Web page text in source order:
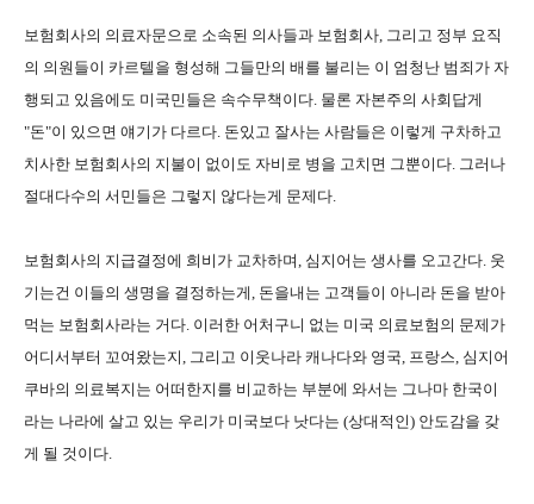
보험회사의 의료자문으로 소속된 의사들과 보험회사, 그리고 정부 요직
의 의원들이 카르텔을 형성해 그들만의 배를 불리는 이 엄청난 범죄가 자
행되고 있음에도 미국민들은 속수무책이다. 물론 자본주의 사회답게
"돈"이 있으면 얘기가 다르다. 돈있고 잘사는 사람들은 이렇게 구차하고
치사한 보험회사의 지불이 없이도 자비로 병을 고치면 그뿐이다. 그러나
절대다수의 서민들은 그렇지 않다는게 문제다.
보험회사의 지급결정에 희비가 교차하며, 심지어는 생사를 오고간다. 웃
기는건 이들의 생명을 결정하는게, 돈을내는 고객들이 아니라 돈을 받아
먹는 보험회사라는 거다. 이러한 어처구니 없는 미국 의료보험의 문제가
어디서부터 꼬여왔는지, 그리고 이웃나라 캐나다와 영국, 프랑스, 심지어
쿠바의 의료복지는 어떠한지를 비교하는 부분에 와서는 그나마 한국이
라는 나라에 살고 있는 우리가 미국보다 낫다는 (상대적인) 안도감을 갖
게 될 것이다.